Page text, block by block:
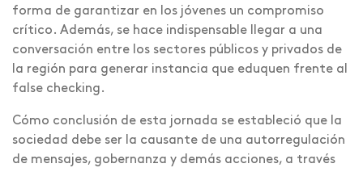
forma de garantizar en los jóvenes un compromiso
crítico. Además, se hace indispensable llegar a una
conversación entre los sectores públicos y privados de
la región para generar instancia que eduquen frente al
false checking.
Cómo conclusión de esta jornada se estableció que la
sociedad debe ser la causante de una autorregulación
de mensajes, gobernanza y demás acciones, a través